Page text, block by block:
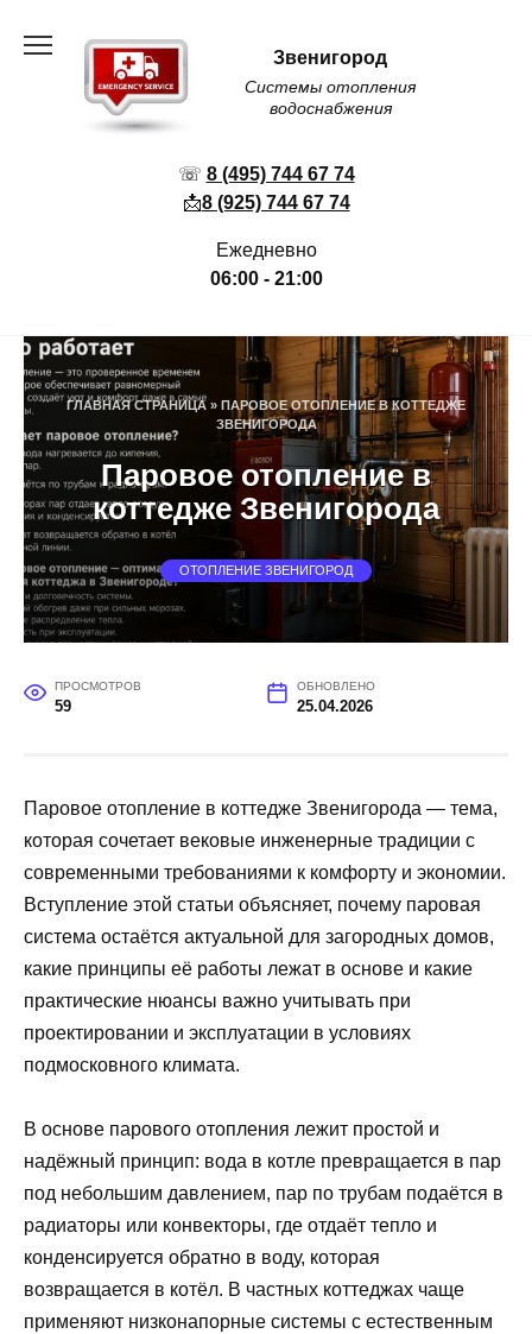
содержанию
Звенигород
Системы отопления
водоснабжения
☏ 8 (495) 744 67 74
📩8 (925) 744 67 74
Ежедневно
06:00 - 21:00
ГЛАВНАЯ СТРАНИЦА » ПАРОВОЕ ОТОПЛЕНИЕ В КОТТЕДЖЕ
ЗВЕНИГОРОДА
Паровое отопление в
коттедже Звенигорода
ОТОПЛЕНИЕ ЗВЕНИГОРОД
ПРОСМОТРОВ
59
ОБНОВЛЕНО
25.04.2026
Паровое отопление в коттедже Звенигорода — тема,
которая сочетает вековые инженерные традиции с
современными требованиями к комфорту и экономии.
Вступление этой статьи объясняет, почему паровая
система остаётся актуальной для загородных домов,
какие принципы её работы лежат в основе и какие
практические нюансы важно учитывать при
проектировании и эксплуатации в условиях
подмосковного климата.
В основе парового отопления лежит простой и
надёжный принцип: вода в котле превращается в пар
под небольшим давлением, пар по трубам подаётся в
радиаторы или конвекторы, где отдаёт тепло и
конденсируется обратно в воду, которая
возвращается в котёл. В частных коттеджах чаще
применяют низконапорные системы с естественным